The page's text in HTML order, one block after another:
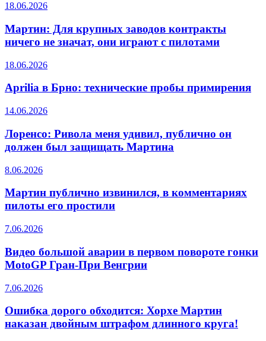
18.06.2026
Мартин: Для крупных заводов контракты
ничего не значат, они играют с пилотами
18.06.2026
Aprilia в Брно: технические пробы примирения
14.06.2026
Лоренсо: Ривола меня удивил, публично он
должен был защищать Мартина
8.06.2026
Мартин публично извинился, в комментариях
пилоты его простили
7.06.2026
Видео большой аварии в первом повороте гонки
MotoGP Гран-При Венгрии
7.06.2026
Ошибка дорого обходится: Хорхе Мартин
наказан двойным штрафом длинного круга!